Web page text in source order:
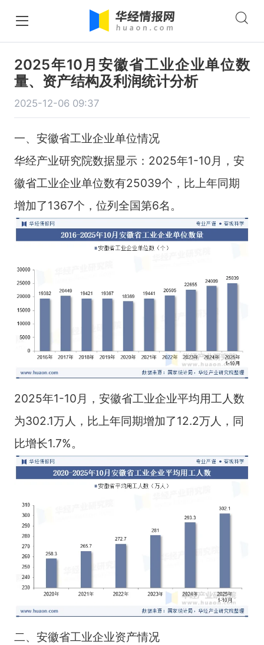
2025年10月安徽省工业企业单位数
量、资产结构及利润统计分析
2025-12-06 09:37
一、安徽省工业企业单位情况
华经产业研究院数据显示：2025年1-10月，安
徽省工业企业单位数有25039个，比上年同期
增加了1367个，位列全国第6名。
2025年1-10月，安徽省工业企业平均用工人数
为302.1万人，比上年同期增加了12.2万人，同
比增长1.7%。
二、安徽省工业企业资产情况